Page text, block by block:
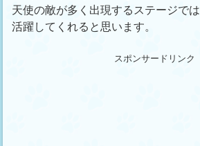
天使の敵が多く出現するステージでは
活躍してくれると思います。
スポンサードリンク